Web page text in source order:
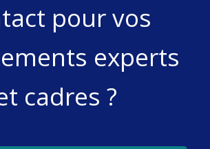
pour vos
experts
cadres ?